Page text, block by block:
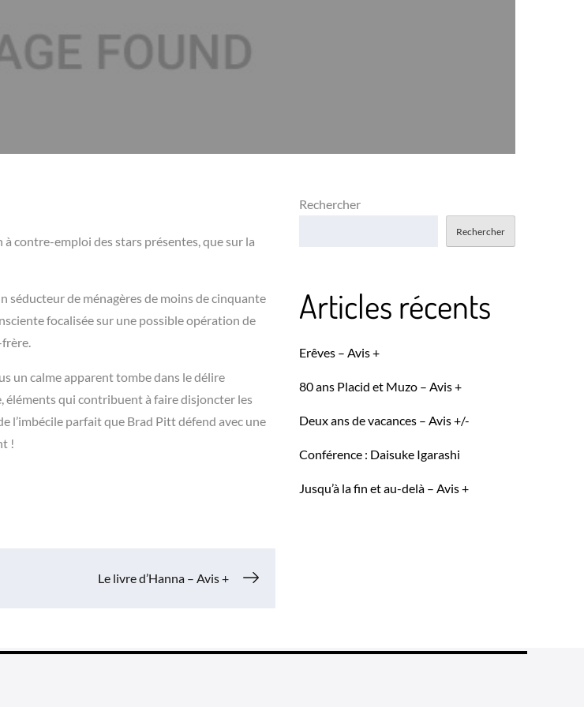
contre-emploi des stars présentes, que sur la
séducteur de ménagères de moins de cinquante
focalisée sur une possible opération de
un calme apparent tombe dans le délire
éléments qui contribuent à faire disjoncter les
l’imbécile parfait que Brad Pitt défend avec une
!
Le livre d’Hanna – Avis +
Rechercher
Rechercher
Articles récents
Erêves – Avis +
80 ans Placid et Muzo – Avis +
Deux ans de vacances – Avis +/-
Conférence : Daisuke Igarashi
Jusqu’à la fin et au-delà – Avis +